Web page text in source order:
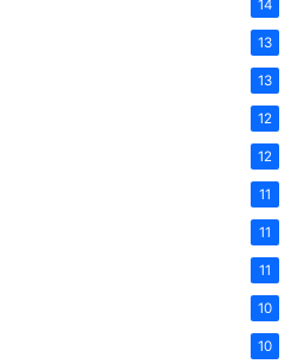
14
13
13
12
12
11
11
11
10
10